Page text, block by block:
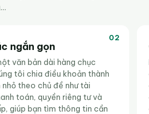
02
ngắn gọn
văn bản dài hàng chục
tôi chia điều khoản thành
nhỏ theo chủ đề như tài
toán, quyền riêng tư và
giúp bạn tìm thông tin cần